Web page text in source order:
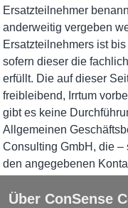
Ersatzteilnehmer
anderweitig vergeben
Ersatzteilnehmers ist
sofern dieser die
erfüllt. Die auf dieser
freibleibend, Irrtum
gibt es keine
Allgemeinen
Consulting GmbH, die
den angegebenen
Über ConSense